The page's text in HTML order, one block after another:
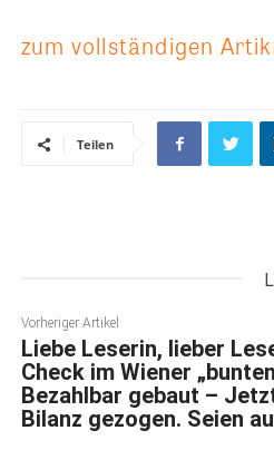
zum vollständigen
Teilen
Vorheriger Artikel
Liebe Leserin, lieber
Check im Wiener
Bezahlbar gebaut –
Bilanz gezogen. Seien